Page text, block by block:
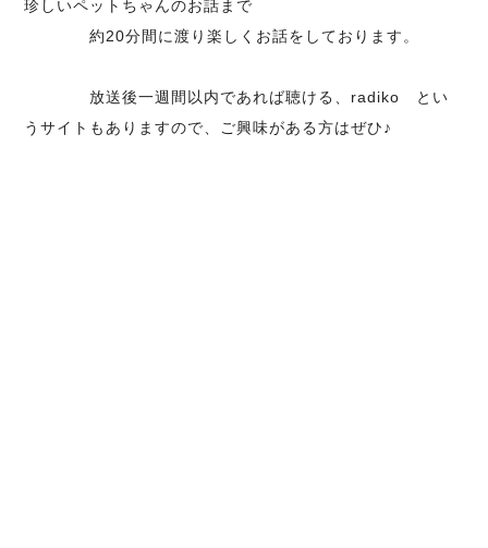
珍しいペットちゃんのお話まで
約20分間に渡り楽しくお話をしております。
放送後一週間以内であれば聴ける、 radiko とい
うサイトもありますので、ご興味がある方はぜひ♪